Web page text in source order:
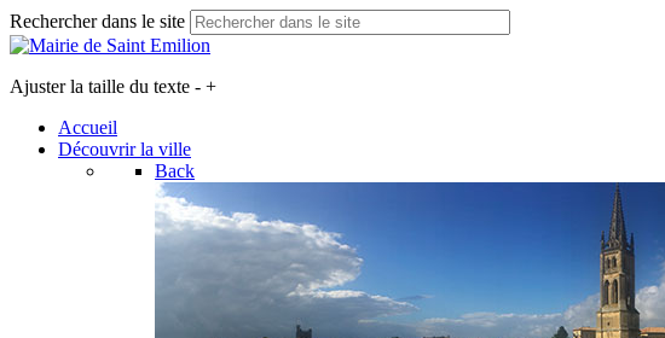
Rechercher dans le site
Ajuster la taille du texte - +
Accueil
Découvrir la ville
Back